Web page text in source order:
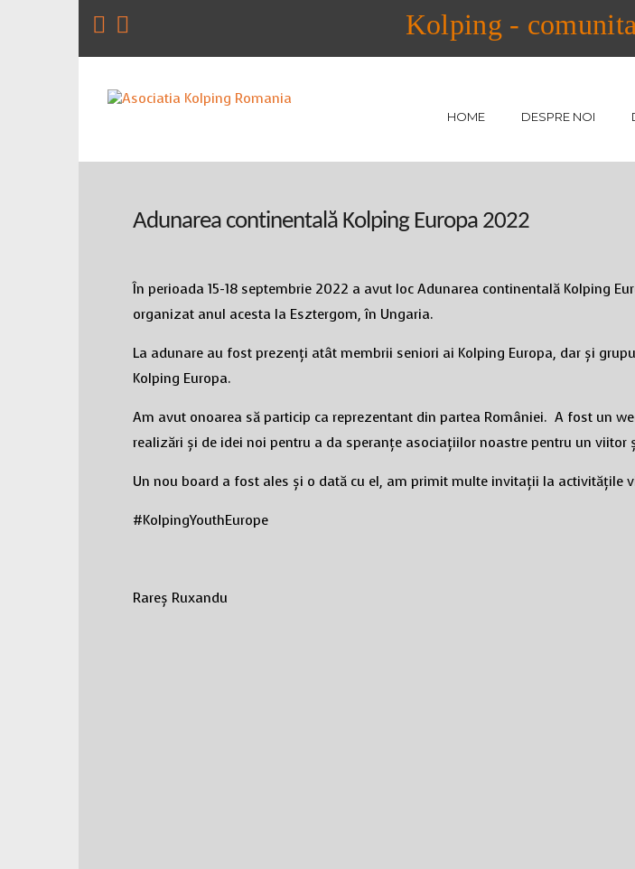
Kolping -
HOME DESPRE NOI
Adunarea continentală Kolping Europa 2022
În perioada 15-18 septembrie 2022 a avut loc Adunarea continentală Kolping
organizat anul acesta la Esztergom, în Ungaria.
La adunare au fost prezenți atât membrii seniori ai Kolping Europa, dar și
Kolping Europa.
Am avut onoarea să particip ca reprezentant din partea României. A fost un
realizări și de idei noi pentru a da speranțe asociațiilor noastre pentru un viitor
Un nou board a fost ales și o dată cu el, am primit multe invitații la activitățile
#KolpingYouthEurope
Rareș Ruxandu